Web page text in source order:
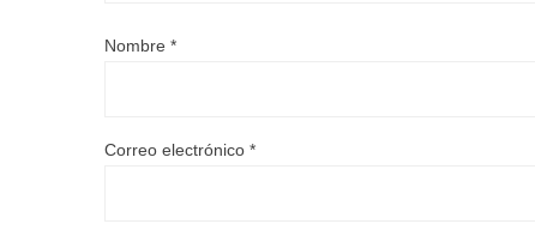
Nombre *
Correo electrónico *